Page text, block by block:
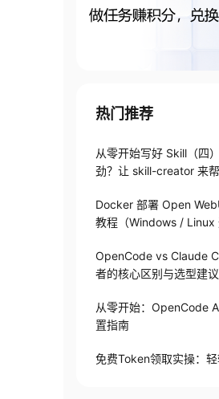
热门推荐
从零开始写好 Skill（四
劲？让 skill-creator 来
Docker 部署 Open
教程（Windows / Linux
OpenCode vs Claude
者的核心区别与选型建议
从零开始：OpenCode
置指南
免费Token领取实操：